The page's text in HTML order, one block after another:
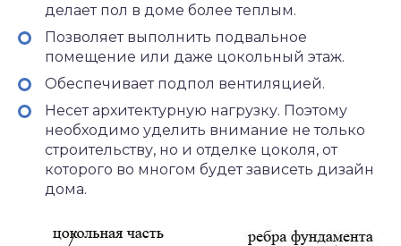
делает пол в доме более теплым.
Позволяет выполнить подвальное
помещение или даже цокольный этаж.
Обеспечивает подпол вентиляцией.
Несет архитектурную нагрузку. Поэтому
необходимо уделить внимание не только
строительству, но и отделке цоколя, от
которого во многом будет зависеть дизайн
дома.